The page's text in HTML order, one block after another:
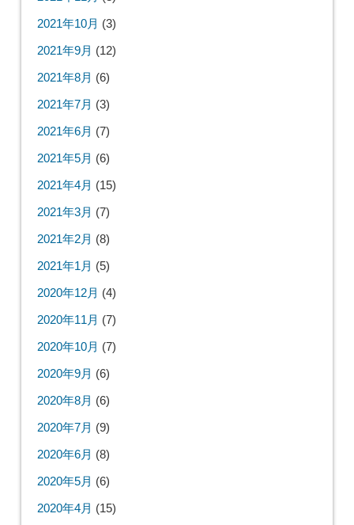
2021年10月 (3)
2021年9月 (12)
2021年8月 (6)
2021年7月 (3)
2021年6月 (7)
2021年5月 (6)
2021年4月 (15)
2021年3月 (7)
2021年2月 (8)
2021年1月 (5)
2020年12月 (4)
2020年11月 (7)
2020年10月 (7)
2020年9月 (6)
2020年8月 (6)
2020年7月 (9)
2020年6月 (8)
2020年5月 (6)
2020年4月 (15)